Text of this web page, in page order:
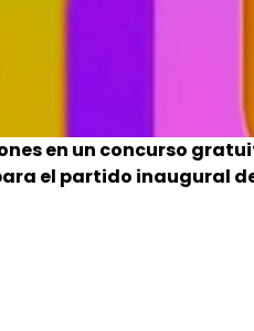
en un concurso
el partido inaugural